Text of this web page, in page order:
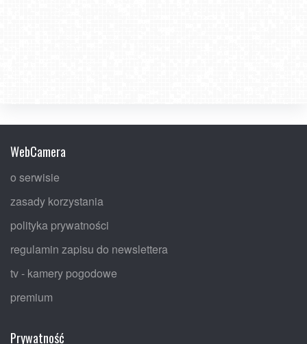
WebCamera
o serwisie
zasady korzystania
polityka prywatności
regulamin zapisu do newslettera
tv - kamery pogodowe
premium
Prywatność